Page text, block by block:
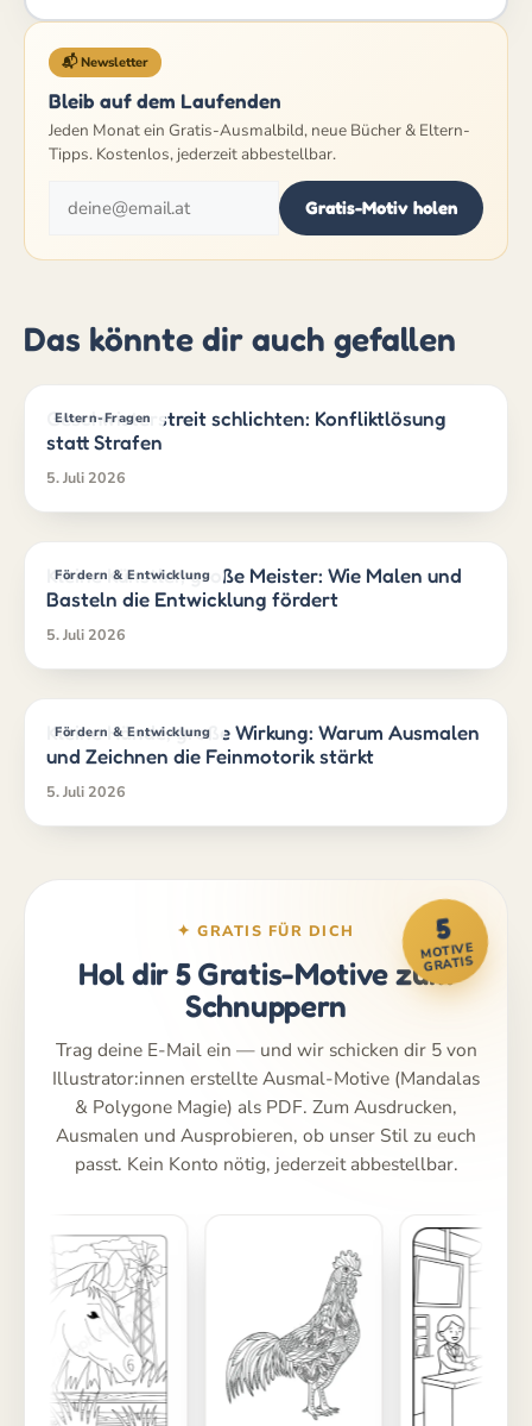
📬 Newsletter
Bleib auf dem Laufenden
Jeden Monat ein Gratis-Ausmalbild, neue Bücher & Eltern-
Tipps. Kostenlos, jederzeit abbestellbar.
Gratis-Motiv holen
Das könnte dir auch gefallen
Eltern-Fragen
Geschwisterstreit schlichten: Konfliktlösung
statt Strafen
5. Juli 2026
Fördern & Entwicklung
Kleine Künstler, große Meister: Wie Malen und
Basteln die Entwicklung fördert
5. Juli 2026
Fördern & Entwicklung
Kleine Hände, große Wirkung: Warum Ausmalen
und Zeichnen die Feinmotorik stärkt
5. Juli 2026
5
MOTIVE
GRATIS
✦ GRATIS FÜR DICH
Hol dir 5 Gratis-Motive zum
Schnuppern
Trag deine E-Mail ein — und wir schicken dir 5 von
Illustrator:innen erstellte Ausmal-Motive (Mandalas
& Polygone Magie) als PDF. Zum Ausdrucken,
Ausmalen und Ausprobieren, ob unser Stil zu euch
passt. Kein Konto nötig, jederzeit abbestellbar.